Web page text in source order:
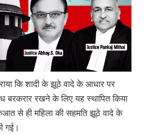
कि शादी के झूठे वादे के आधार पर
बरकरार रखने के लिए यह स्थापित किया
से ही महिला की सहमति झूठे वादे के
गई।